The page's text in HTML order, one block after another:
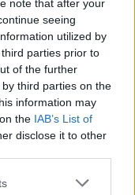
note that after your
seeing
utilized by
parties prior to
of the further
third parties on the
information may
the IAB’s List of
disclose it to other
latka na
Jest ruch
śmierci Hulka